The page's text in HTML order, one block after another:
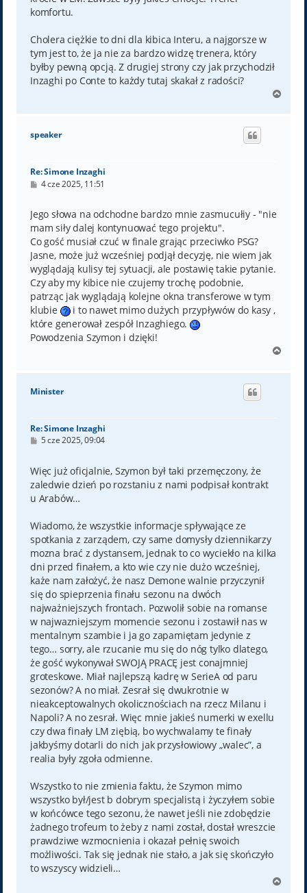
komfortu.
Cholera ciężkie to dni dla kibica Interu, a najgorsze w
tym jest to, że ja nie za bardzo widzę trenera, który
byłby pewną opcją. Z drugiej strony czy jak przychodził
Inzaghi po Conte to każdy tutaj skakał z radości?
g
speaker
Re: Simone Inzaghi
P
t
4 cze 2025, 11:51
Jego słowa na odchodne bardzo mnie zasmucułiy - "nie
mam siły dalej kontynuować tego projektu".
Co gość musiał czuć w finale grając przeciwko PSG?
Jasne, może już wcześniej podjął decyzję, nie wiem jak
wyglądają kulisy tej sytuacji, ale postawię takie pytanie.
Czy aby my kibice nie czujemy trochę podobnie,
patrząc jak wyglądają kolejne okna transferowe w tym
klubie
i to nawet mimo dużych przypływów do kasy ,
które generował zespół Inzaghiego.
Powodzenia Szymon i dzięki!
g
Minister
Re: Simone Inzaghi
P
t
5 cze 2025, 09:04
Więc już oficjalnie, Szymon był taki przemęczony, że
zaledwie dzień po rozstaniu z nami podpisał kontrakt
u Arabów…
Wiadomo, że wszystkie informacje spływające ze
spotkania z zarządem, czy same domysły dziennikarzy
mozna brać z dystansem, jednak to co wyciekło na kilka
dni przed finałem, a kto wie czy nie dużo wcześniej,
każe nam założyć, że nasz Demone walnie przyczynił
się do spieprzenia finału sezonu na dwóch
najważniejszych frontach. Pozwolił sobie na romanse
w najwazniejszym momencie sezonu i zostawił nas w
mentalnym szambie i ja go zapamiętam jedynie z
tego… sorry, ale rzucanie mu się do nóg tylko dlatego,
że gość wykonywał SWOJĄ PRACĘ jest conajmniej
groteskowe. Miał najlepszą kadrę w SerieA od paru
sezonów? A no miał. Zesrał się dwukrotnie w
nieakceptowalnych okolicznościach na rzecz Milanu i
Napoli? A no zesrał. Więc mnie jakieś numerki w exellu
czy dwa finały LM ziębią, bo wychwalamy te finały
jakbyśmy dotarli do nich jak przysłowiowy „walec”, a
realia były zgoła odmienne.
Wszystko to nie zmienia faktu, że Szymon mimo
wszystko był/jest b dobrym specjalistą i życzyłem sobie
w końcówce tego sezonu, że nawet jeśli nie zdobędzie
żadnego trofeum to żeby z nami został, dostał wreszcie
prawdziwe wzmocnienia i okazał pełnię swoich
możliwości. Tak się jednak nie stało, a jak się skończyło
to wszyscy widzieli…